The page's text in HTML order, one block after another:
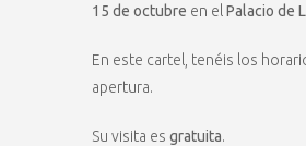
15 de octubre en el Palacio de
En este cartel, tenéis los
apertura.
Su visita es gratuita.